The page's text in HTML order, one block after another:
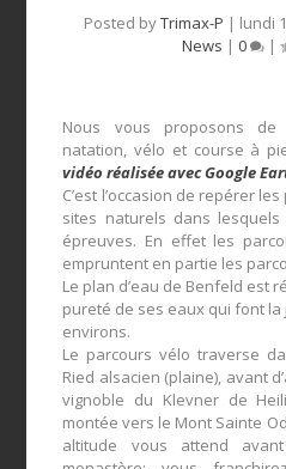
Posted byTrimax-P | lundi
News | 0 |
Nous vous proposons de
natation, vélo et course à
vidéo réalisée avec Google
C’est l’occasion de repérer
sites naturels dans
épreuves. En effet les
empruntent en partie les
Le plan d’eau de Benfeld est
pureté de ses eaux qui font
environs.
Le parcours vélo traverse
Ried alsacien (plaine), avant
vignoble du Klevner de
montée vers le Mont Sainte
altitude vous attend